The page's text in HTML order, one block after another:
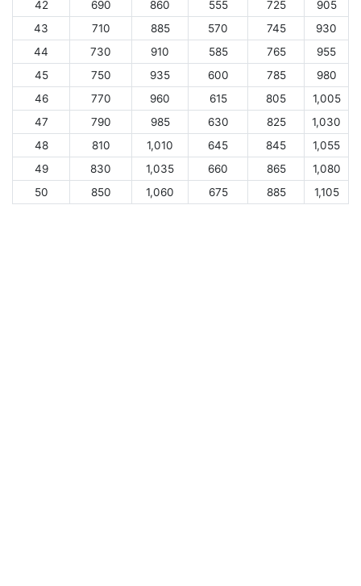
42
690 860 555 725
905
43
710 885 570 745
930
44
730 910 585 765
955
45
750 935 600 785
980
46
770 960 615 805
1,005
47
790 985 630 825
1,030
48
810 1,010 645 845
1,055
49
830 1,035 660 865
1,080
50
850 1,060 675 885 1,105